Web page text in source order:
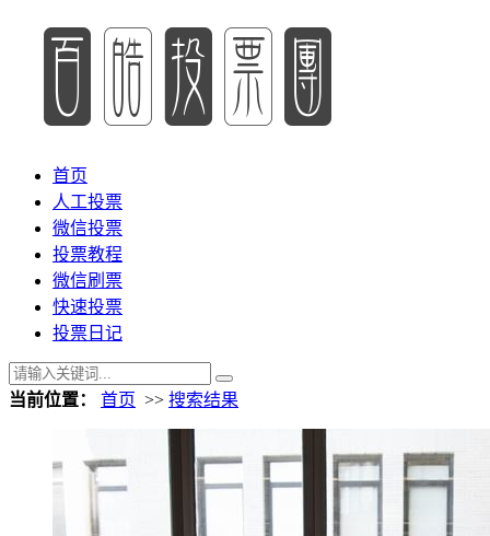
首页
人工投票
微信投票
投票教程
微信刷票
快速投票
投票日记
当前位置： 首页 >> 搜索结果